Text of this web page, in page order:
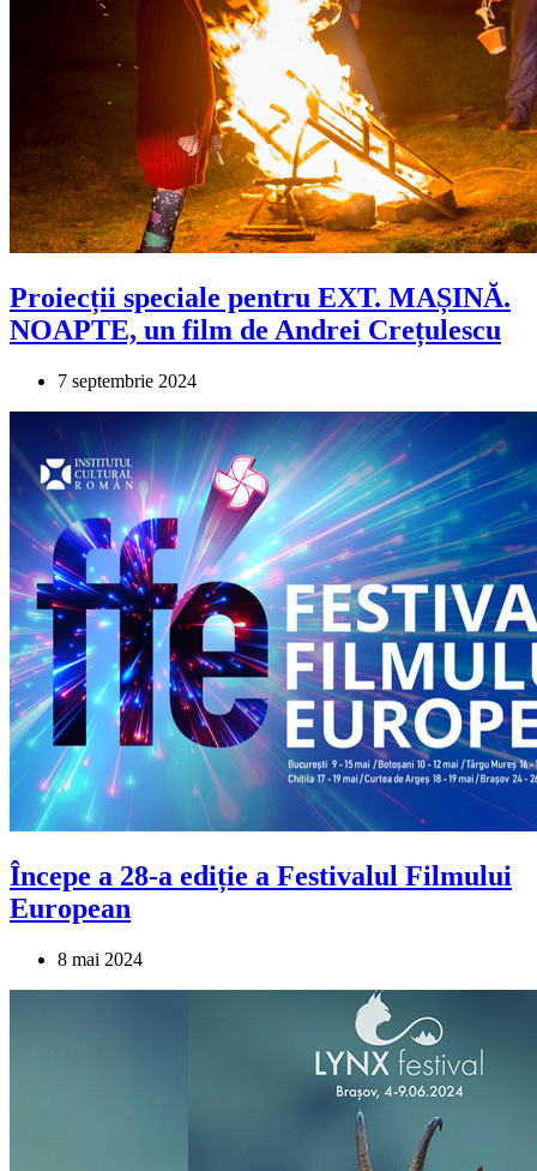
Proiecții speciale pentru EXT. MAȘINĂ.
NOAPTE, un film de Andrei Crețulescu
7 septembrie 2024
Începe a 28-a ediție a Festivalul Filmului
European
8 mai 2024